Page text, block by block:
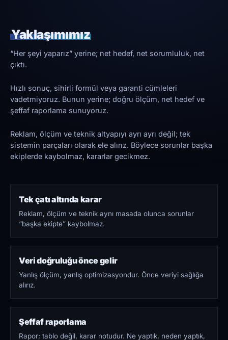
Yaklaşımımız
“Her şeyi yaparız” yerine; net hedef, net sorumluluk, net
çıktı.
Hızlı sonuç, sihirli formül veya garanti cümleleri
vadetmiyoruz. Bunun yerine; doğru ölçüm, net hedef ve
şeffaf raporlama sunuyoruz.
Reklam, ölçüm ve teknik altyapıyı ayrı ayrı değil; tek
sistemin parçaları olarak ele alırız. Böylece sorunlar başka
ekiplerde kaybolmaz, kararlar gecikmez.
Tek çatı altında karar
Reklam, ölçüm ve teknik aynı masada olunca sorunlar
“başka ekipte” kaybolmaz.
Veri doğruluğu önce gelir
Yanlış ölçüm, yanlış optimizasyondur. Önce veriyi sağlığa
alırız.
Şeffaf raporlama
Rapor; tablo değil, karar notudur. Ne yaptık, neden yaptık,